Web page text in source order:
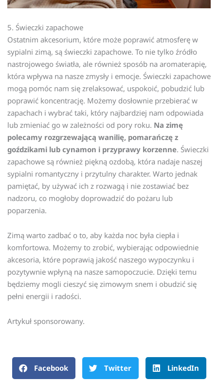
5. Świeczki zapachowe
Ostatnim akcesorium, które może poprawić atmosferę w
sypialni zimą, są świeczki zapachowe. To nie tylko źródło
nastrojowego światła, ale również sposób na aromaterapię,
która wpływa na nasze zmysły i emocje. Świeczki zapachowe
mogą pomóc nam się zrelaksować, uspokoić, pobudzić lub
poprawić koncentrację. Możemy dosłownie przebierać w
zapachach i wybrać taki, który najbardziej nam odpowiada
lub zmieniać go w zależności od pory roku. Na zimę
polecamy rozgrzewającą wanilię, pomarańczę z
goździkami lub cynamon i przyprawy korzenne. Świeczki
zapachowe są również piękną ozdobą, która nadaje naszej
sypialni romantyczny i przytulny charakter. Warto jednak
pamiętać, by używać ich z rozwagą i nie zostawiać bez
nadzoru, co mogłoby doprowadzić do pożaru lub
poparzenia.
Zimą warto zadbać o to, aby każda noc była ciepła i
komfortowa. Możemy to zrobić, wybierając odpowiednie
akcesoria, które poprawią jakość naszego wypoczynku i
pozytywnie wpłyną na nasze samopoczucie. Dzięki temu
będziemy mogli cieszyć się zimowym snem i obudzić się
pełni energii i radości.
Artykuł sponsorowany.
Facebook Twitter LinkedIn